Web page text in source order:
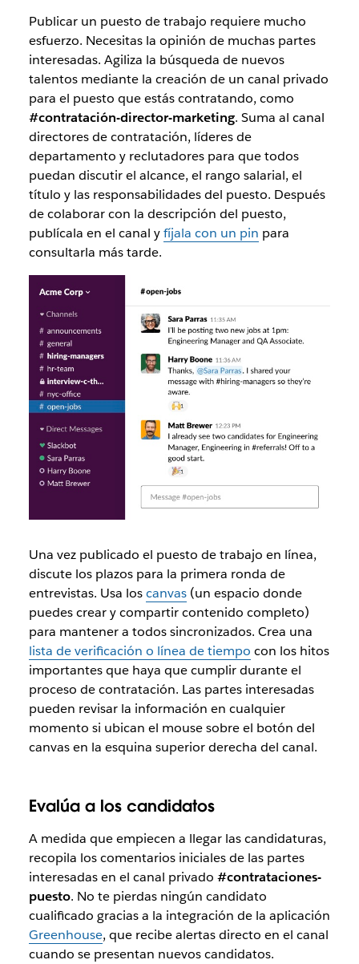
Publicar un puesto de trabajo requiere mucho
esfuerzo. Necesitas la opinión de muchas partes
interesadas. Agiliza la búsqueda de nuevos
talentos mediante la creación de un canal privado
para el puesto que estás contratando, como
#contratación-director-marketing. Suma al canal
directores de contratación, líderes de
departamento y reclutadores para que todos
puedan discutir el alcance, el rango salarial, el
título y las responsabilidades del puesto. Después
de colaborar con la descripción del puesto,
publícala en el canal yfíjala con un pin para
consultarla más tarde.
Una vez publicado el puesto de trabajo en línea,
discute los plazos para la primera ronda de
entrevistas. Usa loscanvas(un espacio donde
puedes crear y compartir contenido completo)
para mantener a todos sincronizados. Crea una
lista de verificación o línea de tiempo con los hitos
importantes que haya que cumplir durante el
proceso de contratación. Las partes interesadas
pueden revisar la información en cualquier
momento si ubican el mouse sobre el botón del
canvas en la esquina superior derecha del canal.
Evalúa a los candidatos
A medida que empiecen a llegar las candidaturas,
recopila los comentarios iniciales de las partes
interesadas en el canal privado #contrataciones-
puesto. No te pierdas ningún candidato
cualificado gracias a la integración de la aplicación
Greenhouse, que recibe alertas directo en el canal
cuando se presentan nuevos candidatos.